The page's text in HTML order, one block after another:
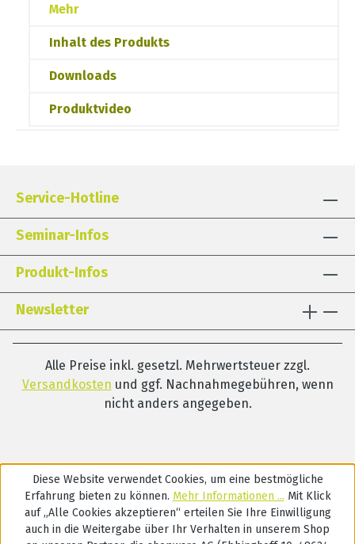
Mehr
Inhalt des Produkts
Downloads
Produktvideo
Service-Hotline
Seminar-Infos
Produkt-Infos
Newsletter
Alle Preise inkl. gesetzl. Mehrwertsteuer zzgl.
Versandkosten und ggf. Nachnahmegebühren, wenn
nicht anders angegeben.
Diese Website verwendet Cookies, um eine bestmögliche
Erfahrung bieten zu können. Mehr Informationen ... Mit Klick
auf „Alle Cookies akzeptieren“ erteilen Sie Ihre Einwilligung
auch in die Weitergabe über Ihr Verhalten in unserem Shop